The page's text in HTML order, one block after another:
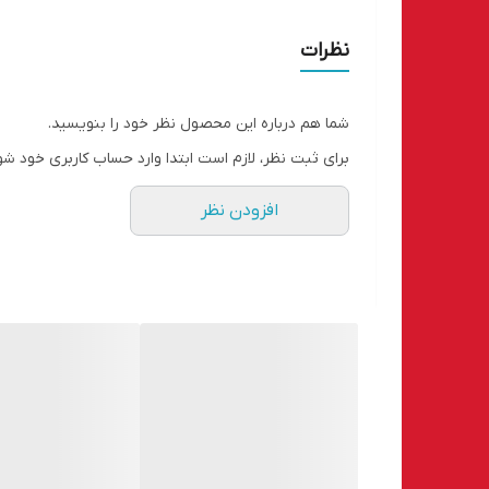
نظرات
شما هم درباره این محصول نظر خود را بنویسید.
برای ثبت نظر، لازم است ابتدا وارد حساب کاربری خود
افزودن نظر